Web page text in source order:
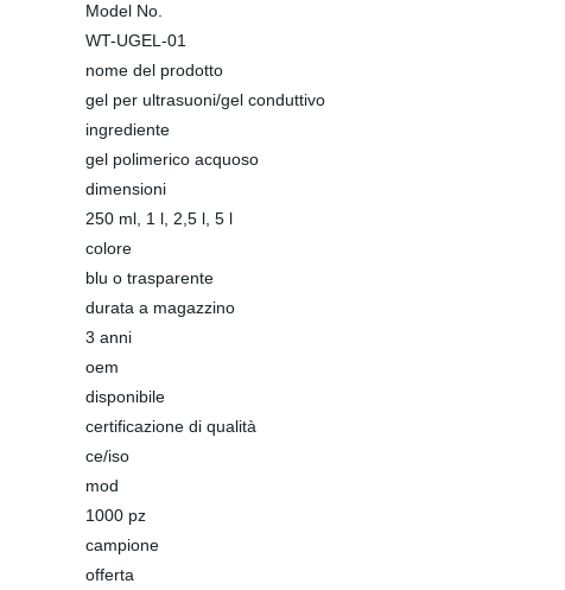
Model No.
WT-UGEL-01
nome del prodotto
gel per ultrasuoni/gel conduttivo
ingrediente
gel polimerico acquoso
dimensioni
250 ml, 1 l, 2,5 l, 5 l
colore
blu o trasparente
durata a magazzino
3 anni
oem
disponibile
certificazione di qualità
ce/iso
mod
1000 pz
campione
offerta